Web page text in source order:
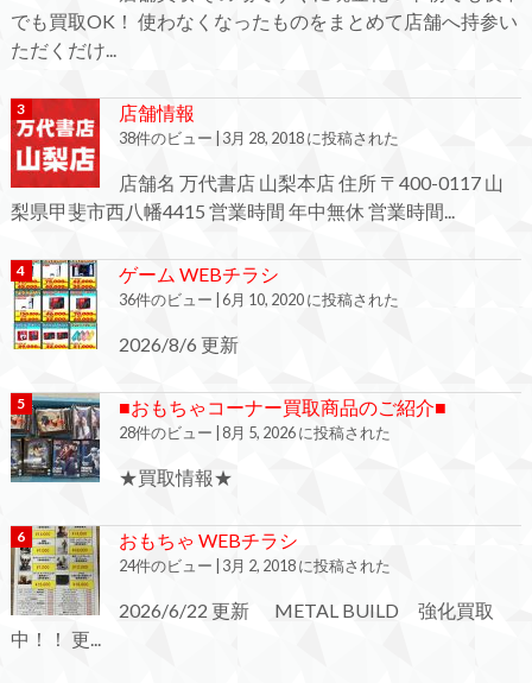
でも買取OK！ 使わなくなったものをまとめて店舗へ持参い
ただくだけ...
店舗情報
38件のビュー 3月 28, 2018 に投稿された
店舗名 万代書店 山梨本店 住所 〒400-0117 山
梨県甲斐市西八幡4415 営業時間 年中無休 営業時間...
ゲーム WEBチラシ
36件のビュー 6月 10, 2020 に投稿された
2026/8/6 更新
■おもちゃコーナー買取商品のご紹介■
28件のビュー 8月 5, 2026 に投稿された
★買取情報★
おもちゃ WEBチラシ
24件のビュー 3月 2, 2018 に投稿された
2026/6/22 更新 METAL BUILD 強化買取
中！！ 更...